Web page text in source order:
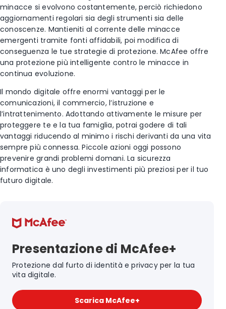
minacce si evolvono costantemente, perciò richiedono
aggiornamenti regolari sia degli strumenti sia delle
conoscenze. Mantieniti al corrente delle minacce
emergenti tramite fonti affidabili, poi modifica di
conseguenza le tue strategie di protezione. McAfee offre
una protezione più intelligente contro le minacce in
continua evoluzione.
Il mondo digitale offre enormi vantaggi per le
comunicazioni, il commercio, l’istruzione e
l’intrattenimento. Adottando attivamente le misure per
proteggere te e la tua famiglia, potrai godere di tali
vantaggi riducendo al minimo i rischi derivanti da una vita
sempre più connessa. Piccole azioni oggi possono
prevenire grandi problemi domani. La sicurezza
informatica è uno degli investimenti più preziosi per il tuo
futuro digitale.
Presentazione di McAfee+
Protezione dal furto di identità e privacy per la tua
vita digitale.
Scarica McAfee+